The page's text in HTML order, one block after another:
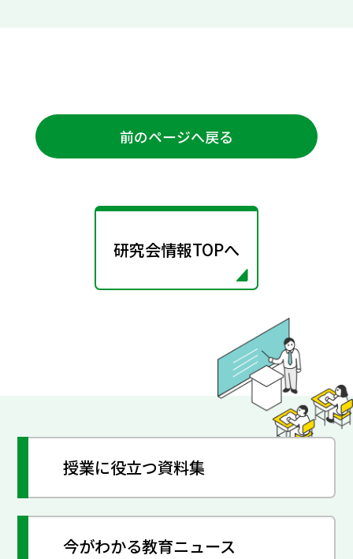
前のページへ戻る
研究会情報TOPへ
授業に役立つ資料集
今がわかる教育ニュース